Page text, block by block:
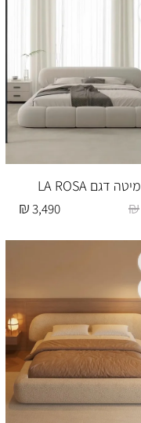
מיטה דגם LA ROSA
₪
₪ 3,490